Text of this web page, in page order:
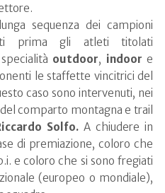
sequenza dei campioni
prima gli atleti titolati
outdoor, indoor e
le staffette vincitrici del
caso sono intervenuti, nei
comparto montagna e trail
Solfo.A chiudere in
di premiazione, coloro che
e coloro che si sono fregiati
(europeo o mondiale),